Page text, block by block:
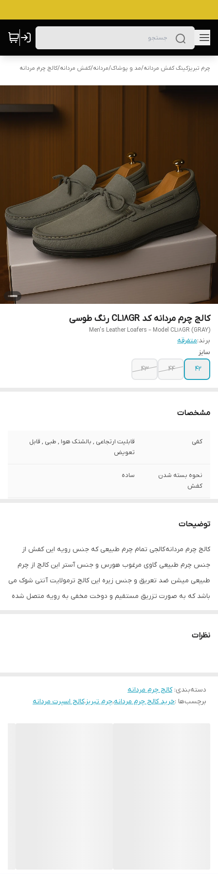
چرم تبریزکینگ کفش مردانه/مد و پوشاک/مردانه/کفش مردانه/کالج چرم مردانه
کالج چرم مردانه کد CL18GR رنگ طوسی
Men's Leather Loafers – Model CL18GR (GRAY)
برند:متفرقه
سایز
42
44
43
مشخصات
کفی
قابلیت ارتجاعی , بالشتک هوا , طبی , قابل
تعویض
نحوه بسته شدن
کفش
ساده
قابل ست با انواع تیپ های اسپرت و نیمه
رسمی
نگهداری دستمال مرطوب
جنس
توضیحات
کالج چرم مردانه کالجی تمام چرم طبیعی که جنس رویه این کفش از
جنس چرم طبیعی گاوی مرغوب هورس و جنس آستر این کالج از چرم
طبیعی میشن ضد تعریق و جنس زیره این کالج ترمولایت آنتی شوک می
باشد که به صورت تزریق مستقیم و دوخت مخفی به رویه متصل شده
باشد.سایز استاندارد خود را انتخاب کنید.
نظرات
دسته‌بندی:کالج چرم مردانه
برچسب‌ها :خرید کالج چرم مردانه،چرم تبریز،کالج اسپرت مردانه